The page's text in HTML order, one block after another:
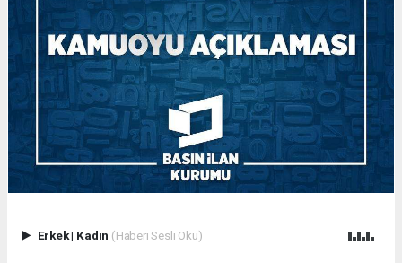
Erkek| Kadın (Haberi Sesli Oku)